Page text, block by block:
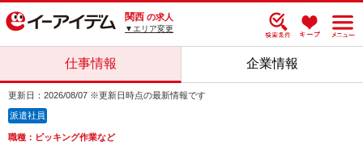
関西 の求人
▼エリア変更
仕事情報 企業情報
更新日：2026/08/07 ※更新日時点の最新情報です
派遣社員
職種：ピッキング作業など